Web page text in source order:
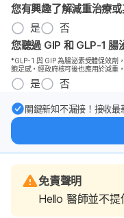
您有興趣了解減重治療
是
否
您聽過 GIP 和 GLP-1 腸
*GLP-1 與 GIP 為腸泌素受體促效劑
飽足感，經政府核可後也應用於減重
是 否
關鍵新知不漏接！接收
免責聲明
Hello 醫師並不提